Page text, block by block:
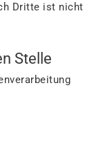
Dritte ist nicht
Stelle